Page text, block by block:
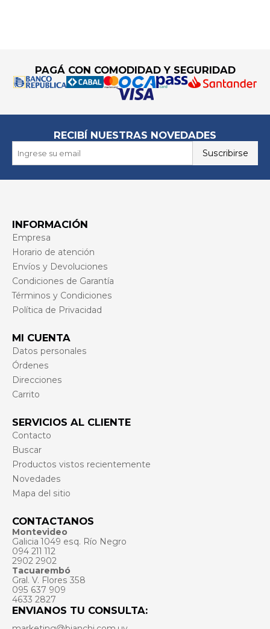
PAGÁ CON COMODIDAD Y SEGURIDAD
RECIBÍ NUESTRAS NOVEDADES
Suscribirse
INFORMACIÓN
Empresa
Horario de atención
Envíos y Devoluciones
Condiciones de Garantía
Términos y Condiciones
Política de Privacidad
MI CUENTA
Datos personales
Órdenes
Direcciones
Carrito
SERVICIOS AL CLIENTE
Contacto
Buscar
Productos vistos recientemente
Novedades
Mapa del sitio
CONTACTANOS
Montevideo
Galicia 1049 esq. Río Negro
094 211 112
2902 2902
Tacuarembó
Gral. V. Flores 358
095 637 909
4633 2827
ENVIANOS TU CONSULTA: